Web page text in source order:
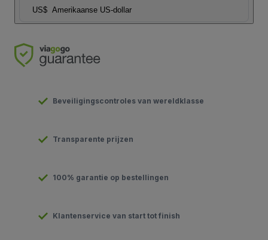
US$ Amerikaanse US-dollar
Beveiligingscontroles van wereldklasse
Transparente prijzen
100% garantie op bestellingen
Klantenservice van start tot finish